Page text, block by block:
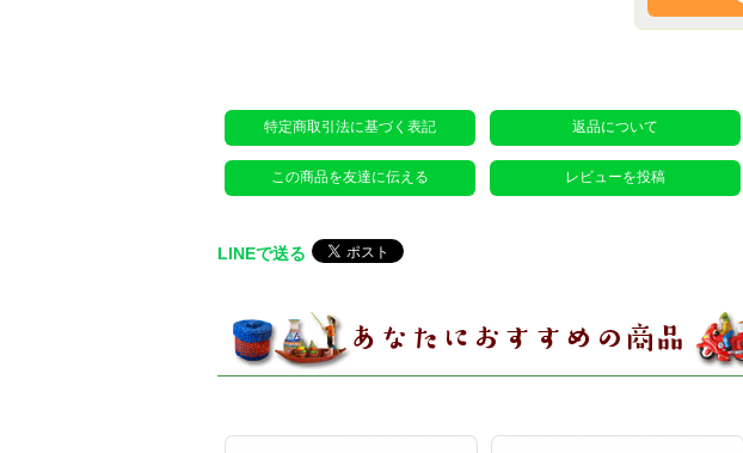
特定商取引法に基づく表記 返品について
この商品を友達に伝える レビューを投稿
LINEで送る